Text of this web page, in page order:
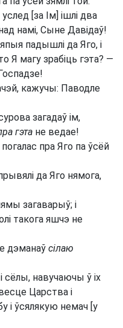
услед [за Ім] ішлі два
намі, Сыне Давідаў!
падышлі да Яго, і
Я магу зрабіць гэта? —
кажучы: Паводле
загадаў ім,
гэта не ведае!
пра Яго па ўсёй
да Яго нямога,
загаварыў; і
такога яшчэ не
дэманаў сілаю
сёлы, навучаючы ў іх
Царства і
і ўсялякую немач [у